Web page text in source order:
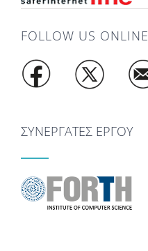
FOLLOW US ONLINE
ΣΥΝΕΡΓΑΤΕΣ ΕΡΓΟΥ